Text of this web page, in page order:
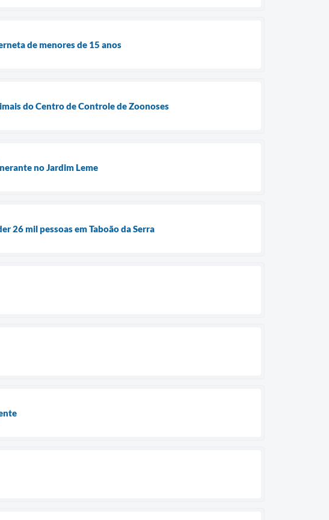
de menores de 15 anos
do Centro de Controle de Zoonoses
no Jardim Leme
26 mil pessoas em Taboão da Serra